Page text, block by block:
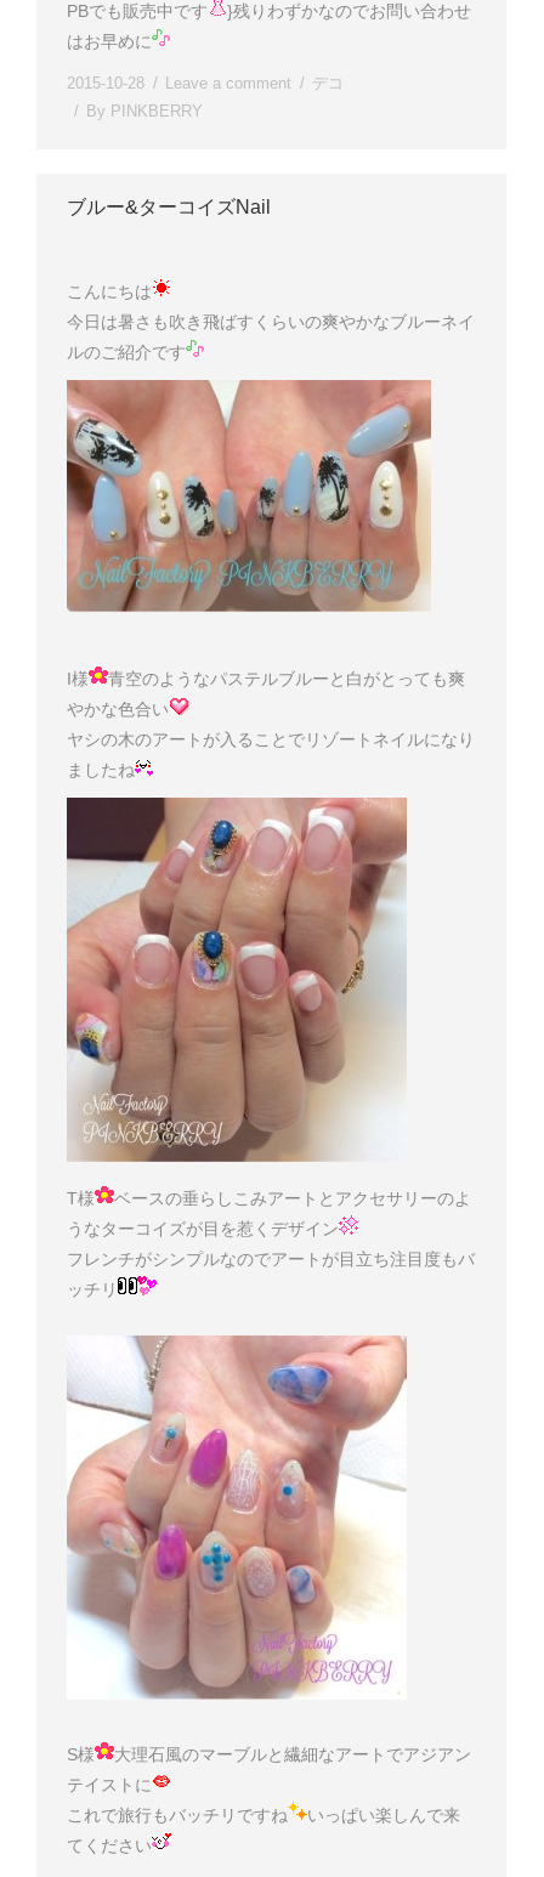
PBでも販売中です
}残りわずかなのでお問い合わせ
はお早めに
2015-10-28 Leave a comment
デコ
By PINKBERRY
ブルー&ターコイズNail
こんにちは
今日は暑さも吹き飛ばすくらいの爽やかなブルーネイ
ルのご紹介です
I様
青空のようなパステルブルーと白がとっても爽
やかな色合い
ヤシの木のアートが入ることでリゾートネイルになり
ましたね
T様
ベースの垂らしこみアートとアクセサリーのよ
うなターコイズが目を惹くデザイン
フレンチがシンプルなのでアートが目立ち注目度もバ
ッチリ
S様
大理石風のマーブルと繊細なアートでアジアン
テイストに
これで旅行もバッチリですね
いっぱい楽しんで来
てください